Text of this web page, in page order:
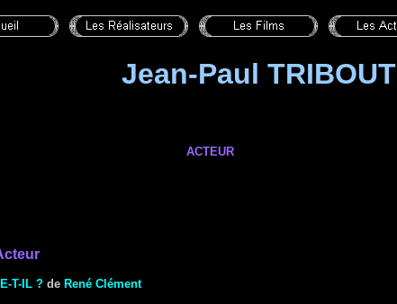
Jean-Paul TRIBOUT
ACTEUR
T-IL ? de René Clément